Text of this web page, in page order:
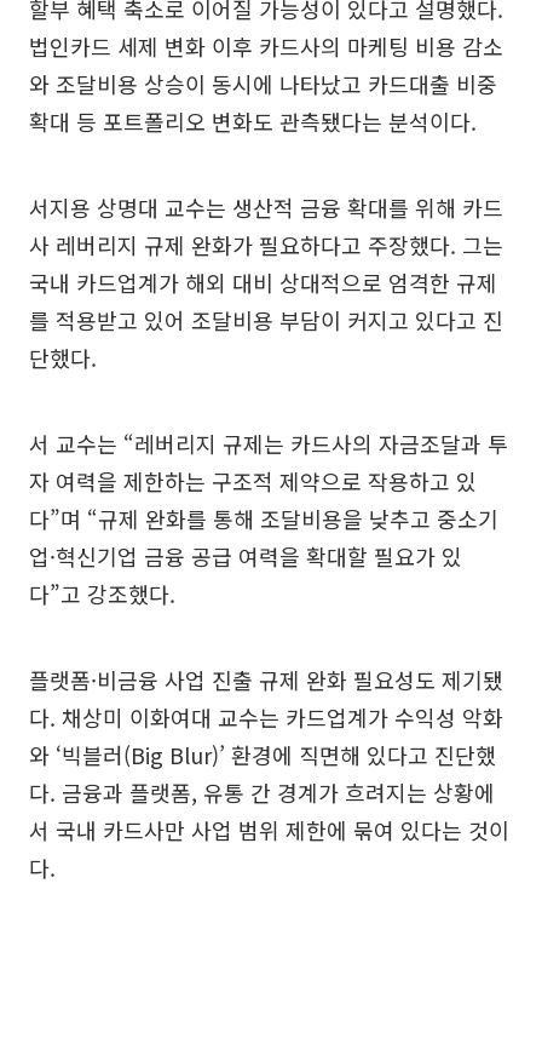
할부 혜택 축소로 이어질 가능성이 있다고 설명했다.
법인카드 세제 변화 이후 카드사의 마케팅 비용 감소
와 조달비용 상승이 동시에 나타났고 카드대출 비중
확대 등 포트폴리오 변화도 관측됐다는 분석이다.
서지용 상명대 교수는 생산적 금융 확대를 위해 카드
사 레버리지 규제 완화가 필요하다고 주장했다. 그는
국내 카드업계가 해외 대비 상대적으로 엄격한 규제
를 적용받고 있어 조달비용 부담이 커지고 있다고 진
단했다.
서 교수는 “레버리지 규제는 카드사의 자금조달과 투
자 여력을 제한하는 구조적 제약으로 작용하고 있
다”며 “규제 완화를 통해 조달비용을 낮추고 중소기
업·혁신기업 금융 공급 여력을 확대할 필요가 있
다”고 강조했다.
플랫폼·비금융 사업 진출 규제 완화 필요성도 제기됐
다. 채상미 이화여대 교수는 카드업계가 수익성 악화
와 ‘빅블러(Big Blur)’ 환경에 직면해 있다고 진단했
다. 금융과 플랫폼, 유통 간 경계가 흐려지는 상황에
서 국내 카드사만 사업 범위 제한에 묶여 있다는 것이
다.